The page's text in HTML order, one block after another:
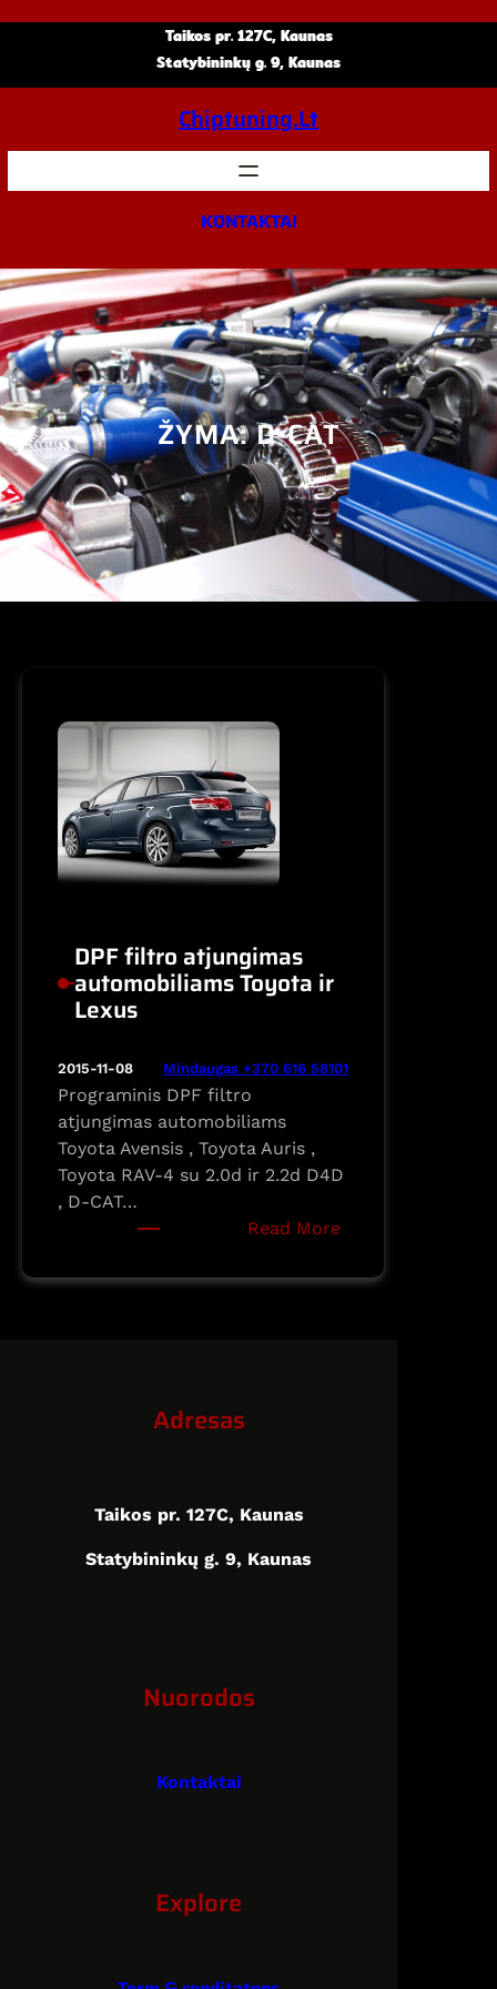
Taikos pr. 127C, Kaunas
Statybininkų g. 9, Kaunas
Chiptuning.lt
KONTAKTAI
ŽYMA:D-CAT
DPF filtro atjungimas
automobiliams Toyota ir
Lexus
2015-11-08 Mindaugas +370 616 58101
Programinis DPF filtro
atjungimas automobiliams
Toyota Avensis , Toyota Auris ,
Toyota RAV-4 su 2.0d ir 2.2d D4D
, D-CAT…
Read More:
filtro
Adresas
Taikos pr. 127C, Kaunas
Statybininkų g. 9, Kaunas
Nuorodos
Kontaktai
Explore